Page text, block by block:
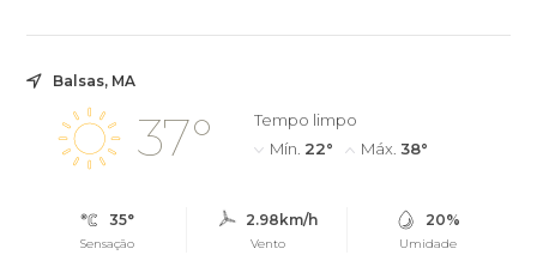
Balsas, MA
37°
Tempo limpo
Mín. 22° Máx. 38°
35°
Sensação
2.98km/h
Vento
20%
Umidade